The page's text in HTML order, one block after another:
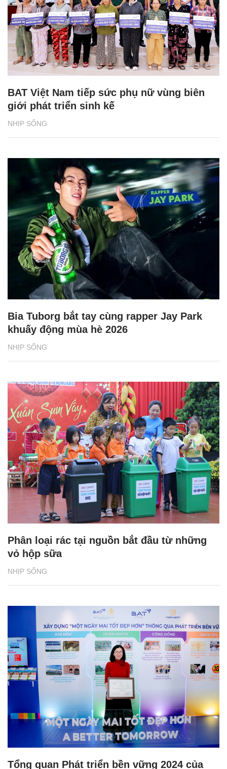
NHỊP SỐNG
BAT Việt Nam tiếp sức phụ nữ vùng biên
giới phát triển sinh kế
NHỊP SỐNG
Bia Tuborg bắt tay cùng rapper Jay Park
khuấy động mùa hè 2026
NHỊP SỐNG
Phân loại rác tại nguồn bắt đầu từ những
vỏ hộp sữa
Tổng quan Phát triển bền vững 2024 của